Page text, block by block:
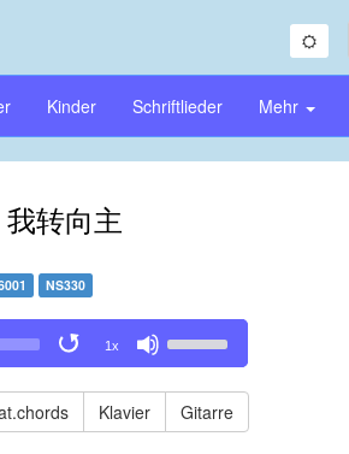
Kinder Schriftlieder Mehr
转向主
NS330
1x
Up/Down
keys
to
Klavier Gitarre